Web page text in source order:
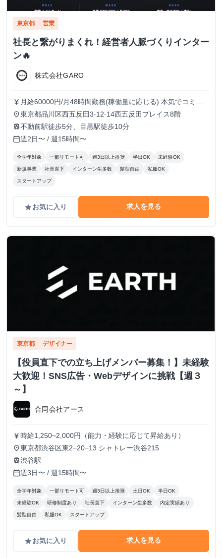
東京都 営業
社長と繋がりまくれ！経営者人脈づくりインター
ン🔥
株式会社GARO
currency_yen 月給60000円/月48時間勤務(稼働量に応じる) 本気でコミッ
トすれば、学生でも圧倒的な実績と報酬を得られる環境で
す！
place東京都品川区西五反田3-12-14西五反田プレイス8階
train不動前駅徒歩5分、目黒駅徒歩10分
calendar_today週2日〜 / 週15時間〜
全学年対象 一部リモート可 週3日以上推奨 半日OK 未経験OK
新規事業 社長直下 インターン生多数 髪型自由 私服OK
スタートアップ
gradeお気に入り 求人を見る
東京都 デザイナー
【役員直下での立ち上げメンバー募集！】未経験
大歓迎！SNS広告・Webデザインに挑戦【週３
～】
合同会社アース
currency_yen 時給1,250~2,000円（能力・経験に応じて昇給あり）
place東京都渋谷区東2−20−13 シャトレー渋谷215
train渋谷駅
calendar_today週3日〜 / 週15時間〜
全学年対象 一部リモート可 週3日以上推奨 土日OK 半日OK
未経験OK 研修制度あり 社長直下 インターン生多数 内定実績あり
髪型自由 私服OK スタートアップ
gradeお気に入り 求人を見る